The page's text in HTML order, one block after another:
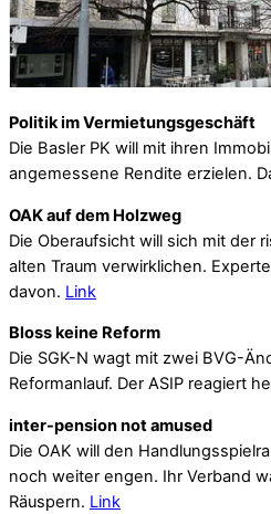
Politik im Vermietungsgeschäft
Die Basler PK will mit ihren
angemessene Rendite erzielen.
OAK auf dem Holzweg
Die Oberaufsicht will sich mit der
alten Traum verwirklichen.
davon. Link
Bloss keine Reform
Die SGK-N wagt mit zwei BVG-
Reformanlauf. Der ASIP reagiert
inter-pension not amused
Die OAK will den
noch weiter engen. Ihr Verband
Räuspern. Link